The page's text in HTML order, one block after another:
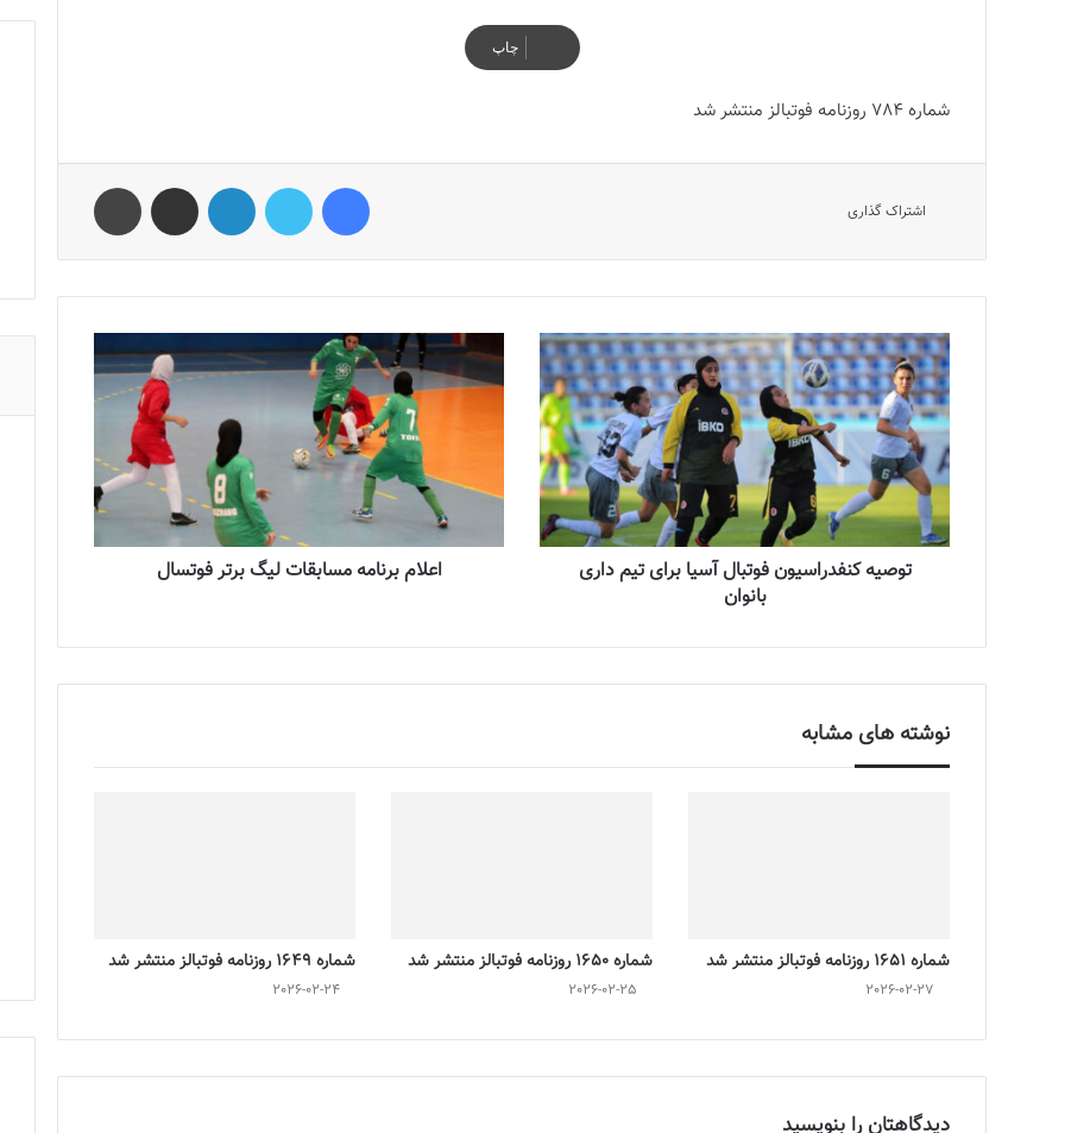
چاپ
شماره 784 روزنامه فوتبالز منتشر شد
اشتراک گذاری
توصیه کنفدراسیون فوتبال آسیا برای تیم داری
بانوان
اعلام برنامه مسابقات لیگ برتر فوتسال
نوشته های مشابه
شماره 1651 روزنامه فوتبالز منتشر شد
2026-02-27
شماره 1650 روزنامه فوتبالز منتشر شد
2026-02-25
شماره 1649 روزنامه فوتبالز منتشر شد
2026-02-24
دیدگاهتان را بنویسید